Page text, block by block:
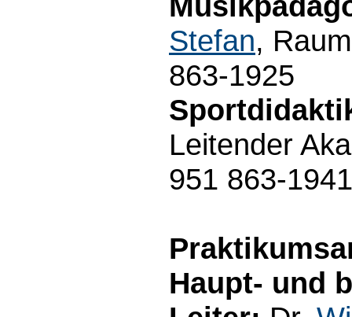
Stefan,
863-1925
Leitender
951 863-1941
Haupt- und